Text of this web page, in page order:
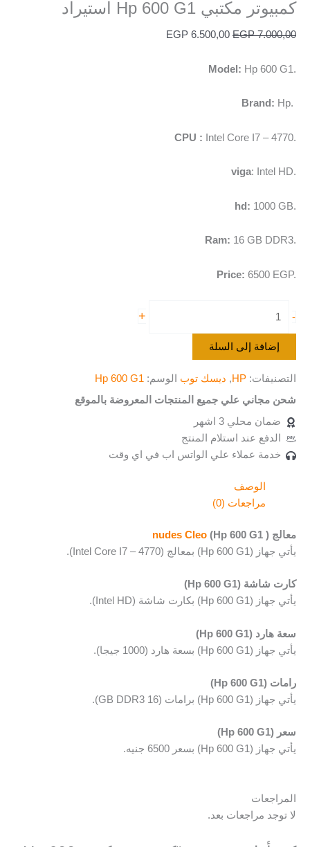
كمبيوتر مكتبي Hp 600 G1 استيراد
EGP7.000,00
EGP 6.500,00
Model: Hp 600 G1.
Brand: Hp.
CPU : Intel Core I7 – 4770.
viga: Intel HD.
hd: 1000 GB.
Ram: 16 GB DDR3.
Price: 6500 EGP.
-
+
إضافة إلى السلة
التصنيفات: HP
, ديسك توب الوسم: Hp 600 G1
شحن مجاني علي جميع المنتجات المعروضة بالموقع
ضمان محلي 3 اشهر
الدفع عند استلام المنتج
خدمة عملاء علي الواتس اب في اي وقت
الوصف
مراجعات (0)
معالج ( Hp 600 G1)
nudes Cleo
يأتي جهاز (Hp 600 G1) بمعالج (Intel Core I7 – 4770).
كارت شاشة (Hp 600 G1)
يأتي جهاز (Hp 600 G1) بكارت شاشة (Intel HD).
سعة هارد (Hp 600 G1)
يأتي جهاز (Hp 600 G1) بسعة هارد (1000 جيجا).
رامات (Hp 600 G1)
يأتي جهاز (Hp 600 G1) برامات (16 GB DDR3).
سعر (Hp 600 G1)
يأتي جهاز (Hp 600 G1) بسعر 6500 جنيه.
المراجعات
لا توجد مراجعات بعد.